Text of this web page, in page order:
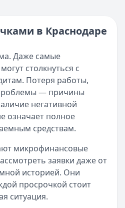
актуальная
г.
₽ на карту: свежая
на карту прямо сегодня?
г.
МФО с iPhone: что
года владельцы iPhone
2025 г.
в Краснодаре
Даже самые
столкнуться с
Потеря работы,
— причины
негативной
означает полное
средствам.
микрофинансовые
заявки даже от
историей. Они
просрочкой стоит
ситуация.